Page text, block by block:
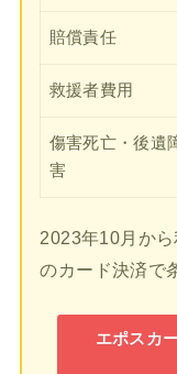
賠償責任
救援者費用
傷害死亡・後遺
害
2023年10月か
のカード決済で
エポスカ